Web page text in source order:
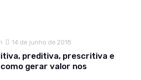
14 de junho de 2018
preditiva, prescritiva e
gerar valor nos